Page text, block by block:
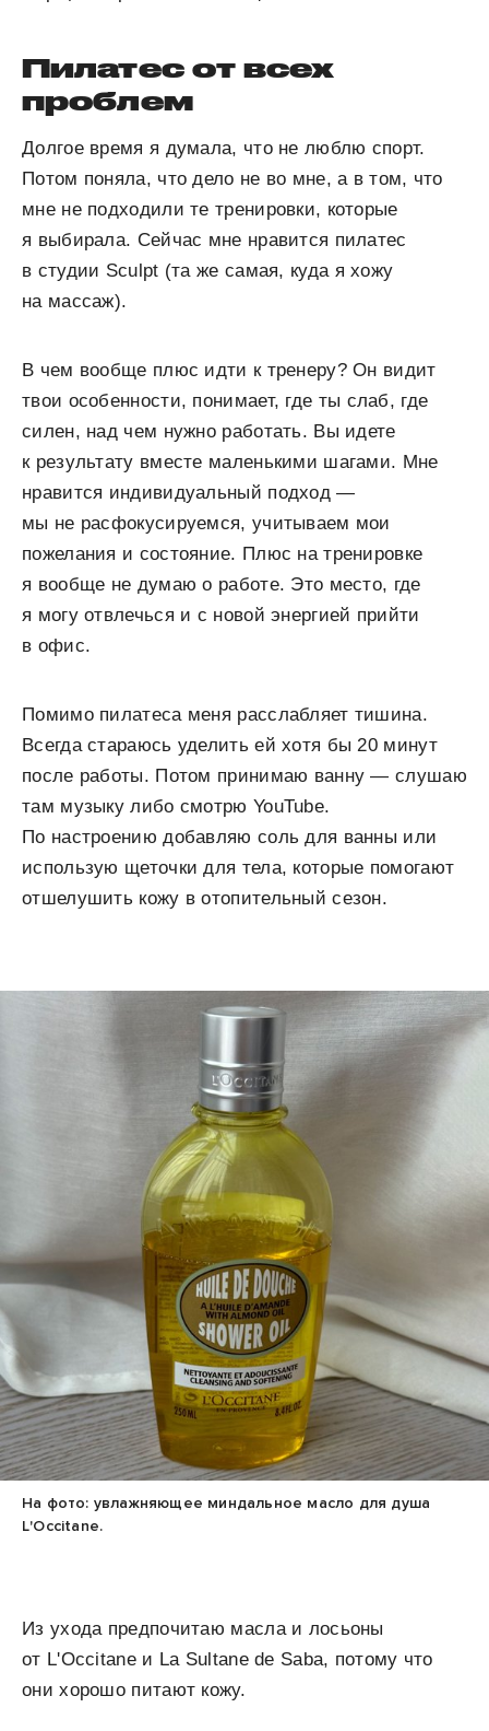
Пилатес от всех
проблем
Долгое время я думала, что не люблю спорт.
Потом поняла, что дело не во мне, а в том, что
мне не подходили те тренировки, которые
я выбирала. Сейчас мне нравится пилатес
в студии Sculpt (та же самая, куда я хожу
на массаж).
В чем вообще плюс идти к тренеру? Он видит
твои особенности, понимает, где ты слаб, где
силен, над чем нужно работать. Вы идете
к результату вместе маленькими шагами. Мне
нравится индивидуальный подход —
мы не расфокусируемся, учитываем мои
пожелания и состояние. Плюс на тренировке
я вообще не думаю о работе. Это место, где
я могу отвлечься и с новой энергией прийти
в офис.
Помимо пилатеса меня расслабляет тишина.
Всегда стараюсь уделить ей хотя бы 20 минут
после работы. Потом принимаю ванну — слушаю
там музыку либо смотрю YouTube.
По настроению добавляю соль для ванны или
использую щеточки для тела, которые помогают
отшелушить кожу в отопительный сезон.
На фото: увлажняющее миндальное масло для душа
L'Occitane.
Из ухода предпочитаю масла и лосьоны
от L'Occitane и La Sultane de Saba, потому что
они хорошо питают кожу.